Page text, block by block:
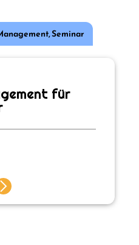
,Seminar
für